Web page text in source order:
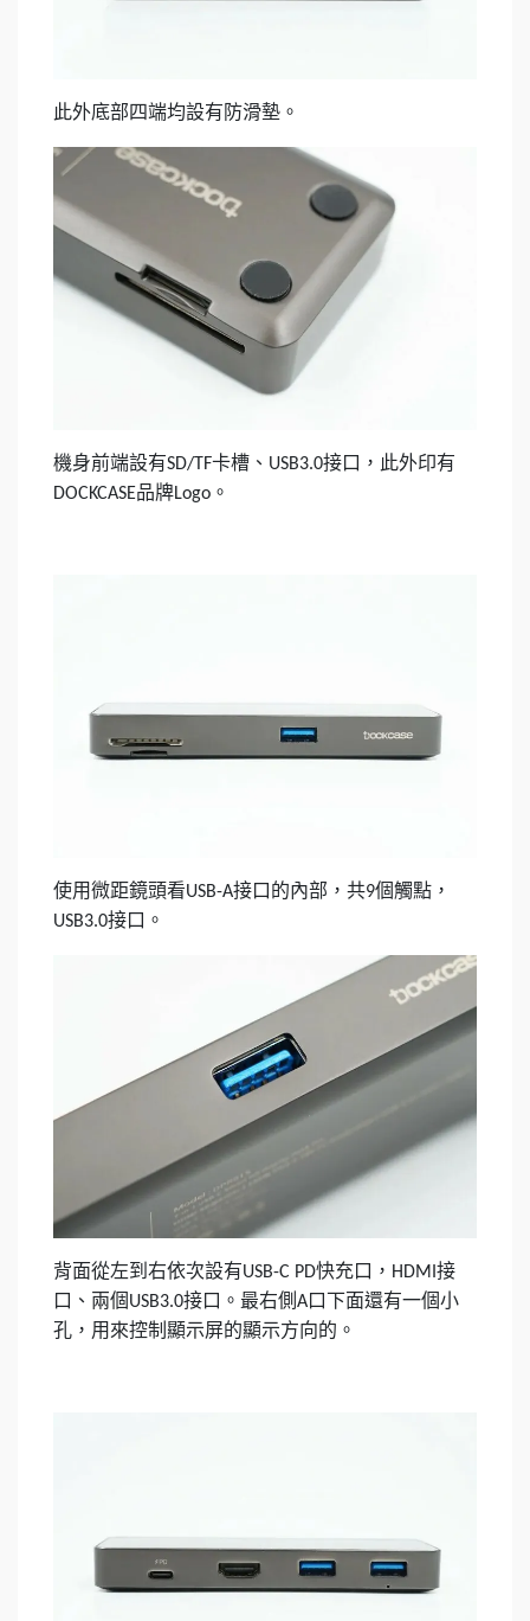
此外底部四端均設有防滑墊。
機身前端設有SD/TF卡槽、 USB3.0接口，此外印有
DOCKCASE品牌Logo 。
使用微距鏡頭看USB-A接口的內部，共9個觸點，
USB3.0接口。
背面從左到右依次設有USB-C PD快充口， HDMI 接
口、兩個USB3.0接口。最右側A口下面還有一個小
孔，用來控制顯示屏的顯示方向的。